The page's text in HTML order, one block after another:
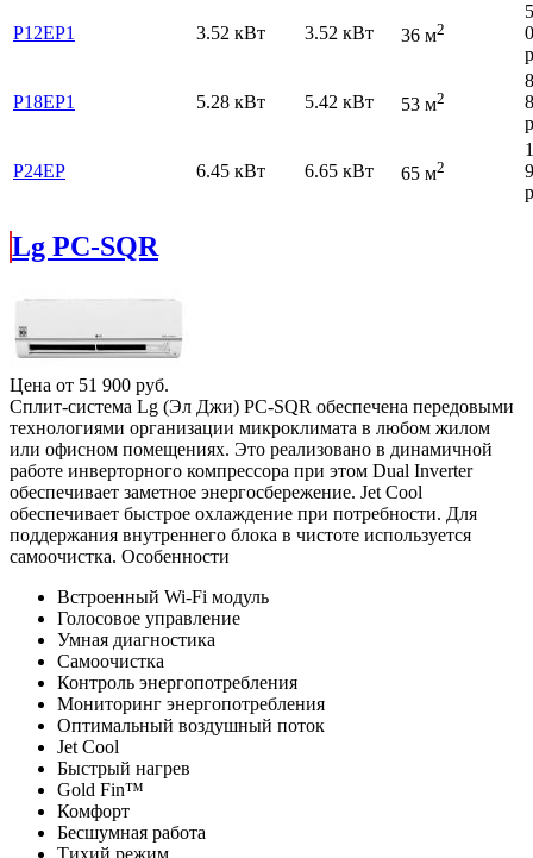
P12EP1 3.52 кВт 3.52 кВт 36 м2
P18EP1 5.28 кВт 5.42 кВт 53 м2
P24EP 6.45 кВт 6.65 кВт 65 м2
Lg PC-SQR
Цена от 51 900 руб.
Сплит-система Lg (Эл Джи) PC-SQR обеспечена передовыми
технологиями организации микроклимата в любом жилом
или офисном помещениях. Это реализовано в динамичной
работе инверторного компрессора при этом Dual Inverter
обеспечивает заметное энергосбережение. Jet Cool
обеспечивает быстрое охлаждение при потребности. Для
поддержания внутреннего блока в чистоте используется
самоочистка. Особенности
Встроенный Wi-Fi модуль
Голосовое управление
Умная диагностика
Самоочистка
Контроль энергопотребления
Мониторинг энергопотребления
Оптимальный воздушный поток
Jet Cool
Быстрый нагрев
Gold Fin™
Комфорт
Бесшумная работа
Тихий режим